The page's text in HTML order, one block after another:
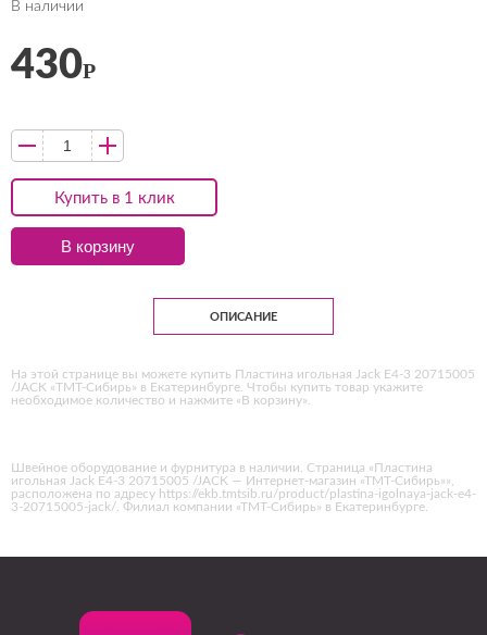
В наличии
Купить в 1 клик
430Р
В корзину
ОПИСАНИЕ
На этой странице вы можете купить Пластина игольная Jack E4-3 20715005
/JACK «ТМТ-Сибирь» в Екатеринбурге. Чтобы купить товар укажите
необходимое количество и нажмите «В корзину».
Швейное оборудование и фурнитура в наличии. Страница «Пластина
игольная Jack E4-3 20715005 /JACK — Интернет-магазин «ТМТ-Сибирь»»,
расположена по адресу https://ekb.tmtsib.ru/product/plastina-igolnaya-jack-e4-
3-20715005-jack/. Филиал компании «ТМТ-Сибирь» в Екатеринбурге.